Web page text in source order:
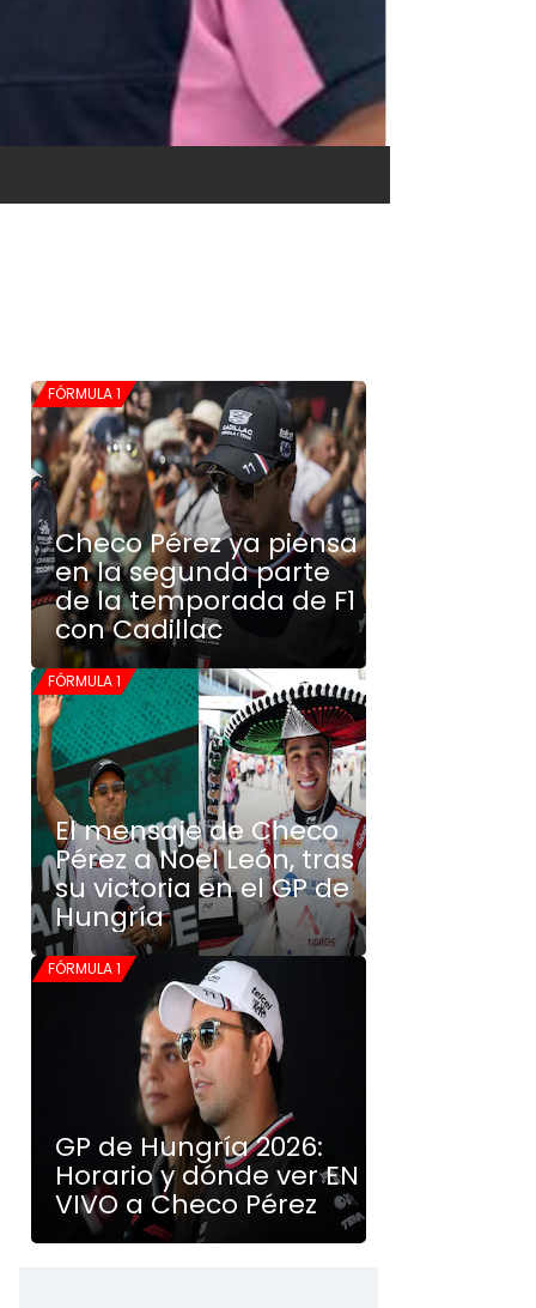
FÓRMULA 1
Checo Pérez ya piensa
en la segunda parte
de la temporada de F1
con Cadillac
FÓRMULA 1
El mensaje de Checo
Pérez a Noel León, tras
su victoria en el GP de
Hungría
FÓRMULA 1
GP de Hungría 2026:
Horario y dónde ver EN
VIVO a Checo Pérez